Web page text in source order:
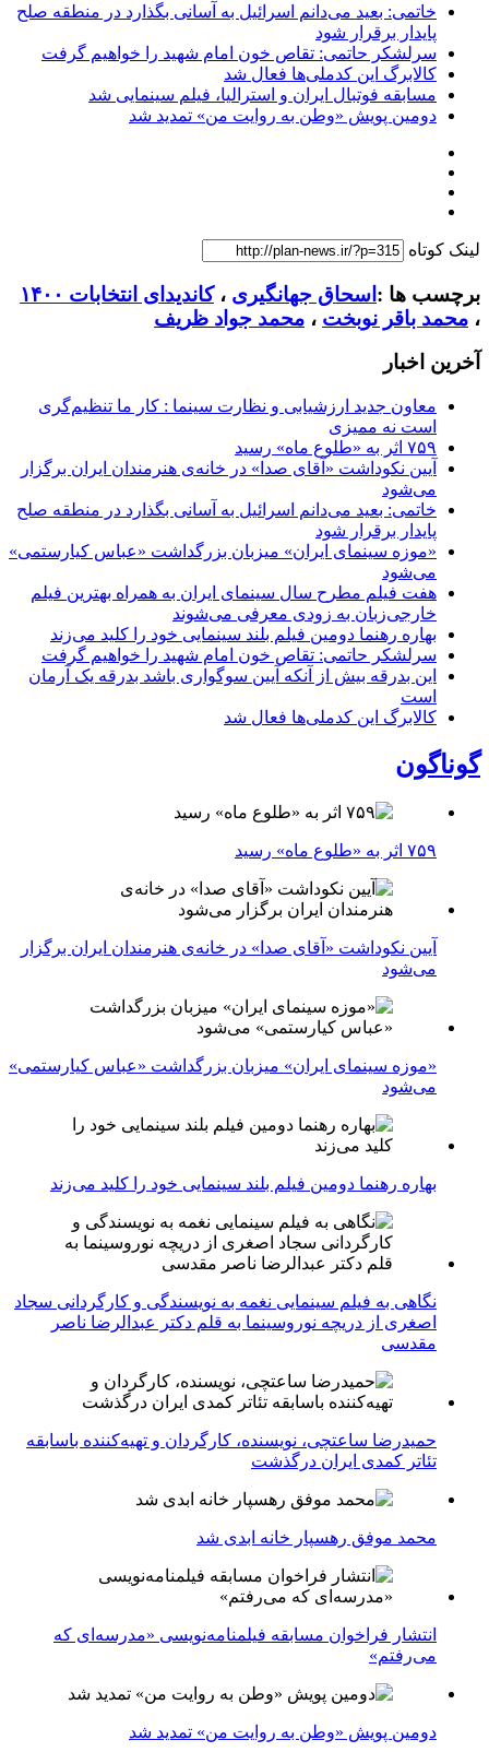
خاتمی: بعید می‌دانم اسرائیل به آسانی بگذارد در منطقه صلح
پایدار برقرار شود
سرلشکر حاتمی: تقاص خون امام شهید را خواهیم گرفت
کالابرگ این کدملی‌ها فعال شد
مسابقه فوتبال ایران و استرالیا، فیلم سینمایی شد
دومین پویش «وطن به روایت من» تمدید شد
لینک کوتاه
برچسب ها : اسحاق جهانگیری ،کاندیدای انتخابات ۱۴۰۰
، محمد باقر نوبخت ، محمد جواد ظریف
آخرین اخبار
معاون جدید ارزشیابی و نظارت سینما : کار ما تنظیم‌گری
است نه ممیزی
۷۵۹ اثر به «طلوع ماه» رسید
آیین نکوداشت «آقای صدا» در خانه‌ی هنرمندان ایران برگزار
می‌شود
خاتمی: بعید می‌دانم اسرائیل به آسانی بگذارد در منطقه صلح
پایدار برقرار شود
«موزه سینمای ایران» میزبان بزرگداشت «عباس کیارستمی»
می‌شود
هفت فیلم مطرح سال سینمای ایران به همراه بهترین فیلم
خارجی‌زبان به زودی معرفی می‌شوند
بهاره رهنما دومین فیلم بلند سینمایی خود را کلید می‌زند
سرلشکر حاتمی: تقاص خون امام شهید را خواهیم گرفت
این بدرقه بیش از آنکه آیین سوگواری باشد بدرقه یک آرمان
است
کالابرگ این کدملی‌ها فعال شد
گوناگون
۷۵۹ اثر به «طلوع ماه» رسید
آیین نکوداشت «آقای صدا» در خانه‌ی هنرمندان ایران برگزار
می‌شود
«موزه سینمای ایران» میزبان بزرگداشت «عباس کیارستمی»
می‌شود
بهاره رهنما دومین فیلم بلند سینمایی خود را کلید می‌زند
نگاهی به فیلم سینمایی نغمه به نویسندگی و کارگردانی سجاد
اصغری از دریچه نوروسینما به قلم دکتر عبدالرضا ناصر
مقدسی
حمیدرضا ساعتچی، نویسنده، کارگردان و تهیه‌کننده باسابقه
تئاتر کمدی ایران درگذشت
محمد موفق رهسپار خانه ابدی شد
انتشار فراخوان مسابقه فیلمنامه‌نویسی «مدرسه‌ای که
می‌رفتم»
دومین پویش «وطن به روایت من» تمدید شد